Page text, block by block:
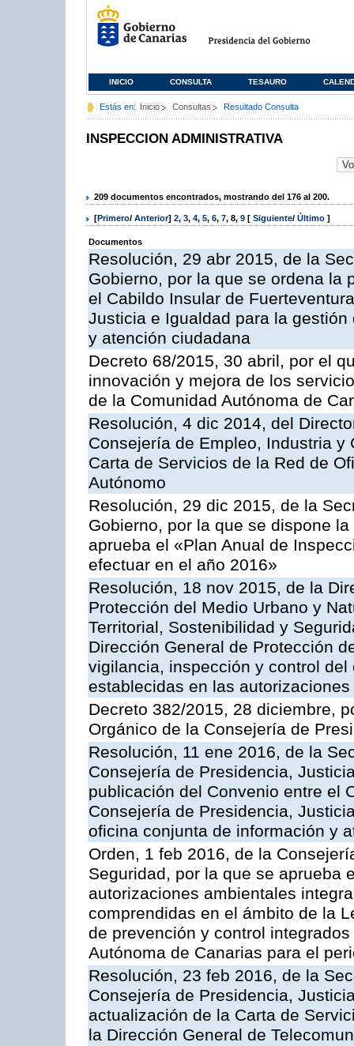
INICIO CONSULTA TESAURO
Estás en: Inicio Consultas Resultado Consulta
INSPECCION ADMINISTRATIVA
209 documentos encontrados, mostrando del 176 al 200.
[Primero/ Anterior] 2, 3, 4, 5, 6, 7, 8, 9 [ Siguiente/ Último ]
Documentos
Resolución, 29 abr 2015, de la
Gobierno, por la que se ordena la
el Cabildo Insular de
Justicia e Igualdad para la
y atención ciudadana
Decreto 68/2015, 30 abril, por el
innovación y mejora de los
de la Comunidad Autónoma de
Resolución, 4 dic 2014, del
Consejería de Empleo, Industria
Carta de Servicios de la Red de
Autónomo
Resolución, 29 dic 2015, de la
Gobierno, por la que se dispone
aprueba el «Plan Anual de
efectuar en el año 2016»
Resolución, 18 nov 2015, de la
Protección del Medio Urbano y
Territorial, Sostenibilidad y
Dirección General de Protección
vigilancia, inspección y control
establecidas en las
Decreto 382/2015, 28 diciembre,
Orgánico de la Consejería de
Resolución, 11 ene 2016, de la
Consejería de Presidencia,
publicación del Convenio entre el
Consejería de Presidencia,
oficina conjunta de información y
Orden, 1 feb 2016, de la
Seguridad, por la que se aprueba
autorizaciones ambientales
comprendidas en el ámbito de la
de prevención y control
Autónoma de Canarias para el
Resolución, 23 feb 2016, de la
Consejería de Presidencia,
actualización de la Carta de
la Dirección General de